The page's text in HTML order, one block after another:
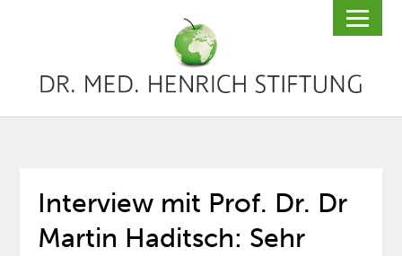
Interview mit Prof. Dr. Dr
Martin Haditsch: Sehr